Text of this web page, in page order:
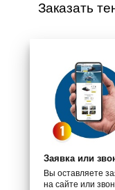
Заказать
Заявка или
Вы оставляете
на сайте или